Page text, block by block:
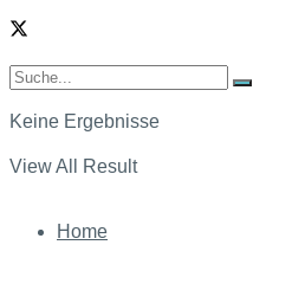
Keine Ergebnisse
View All Result
Home